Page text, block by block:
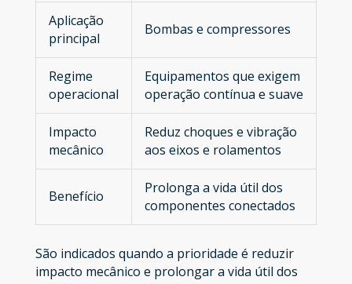
Aplicação
principal
Bombas e compressores
Regime
operacional
Equipamentos que exigem
operação contínua e suave
Impacto
mecânico
Reduz choques e vibração
aos eixos e rolamentos
Benefício
Prolonga a vida útil dos
componentes conectados
São indicados quando a prioridade é reduzir
impacto mecânico e prolongar a vida útil dos